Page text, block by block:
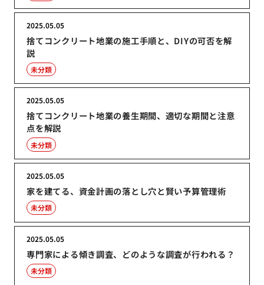
捨てコンクリート地業の施工手順と、DIYの可否を解
説
2025.05.05
未分類
捨てコンクリート地業の養生期間、適切な期間と注意
点を解説
2025.05.05
未分類
家を建てる、資金計画の落とし穴と賢い予算管理術
2025.05.05
未分類
専門家による傾き調査、どのような調査が行われる？
2025.05.05
未分類